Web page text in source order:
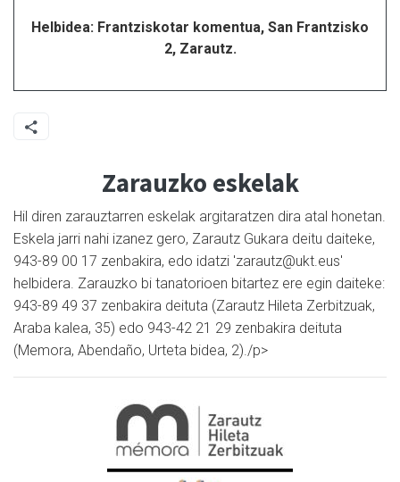
Helbidea: Frantziskotar komentua, San Frantzisko
2, Zarautz.
Zarauzko eskelak
Hil diren zarauztarren eskelak argitaratzen dira atal honetan.
Eskela jarri nahi izanez gero, Zarautz Gukara deitu daiteke,
943-89 00 17 zenbakira, edo idatzi 'zarautz@ukt.eus'
helbidera. Zarauzko bi tanatorioen bitartez ere egin daiteke:
943-89 49 37 zenbakira deituta (Zarautz Hileta Zerbitzuak,
Araba kalea, 35) edo 943-42 21 29 zenbakira deituta
(Memora, Abendaño, Urteta bidea, 2)./p>